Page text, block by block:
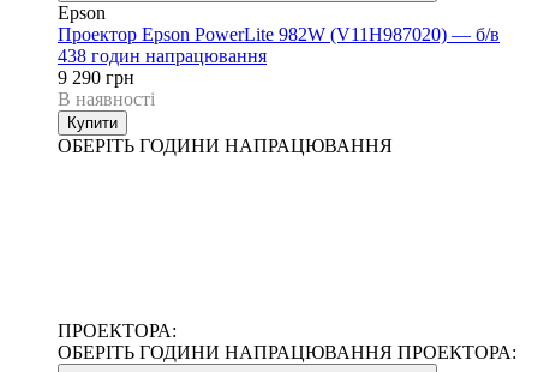
Epson
Проектор Epson PowerLite 982W (V11H987020) — б/в
438 годин напрацювання
9 290 грн
В наявності
Купити
ОБЕРІТЬ ГОДИНИ НАПРАЦЮВАННЯ
ПРОЕКТОРА:
ОБЕРІТЬ ГОДИНИ НАПРАЦЮВАННЯ ПРОЕКТОРА: